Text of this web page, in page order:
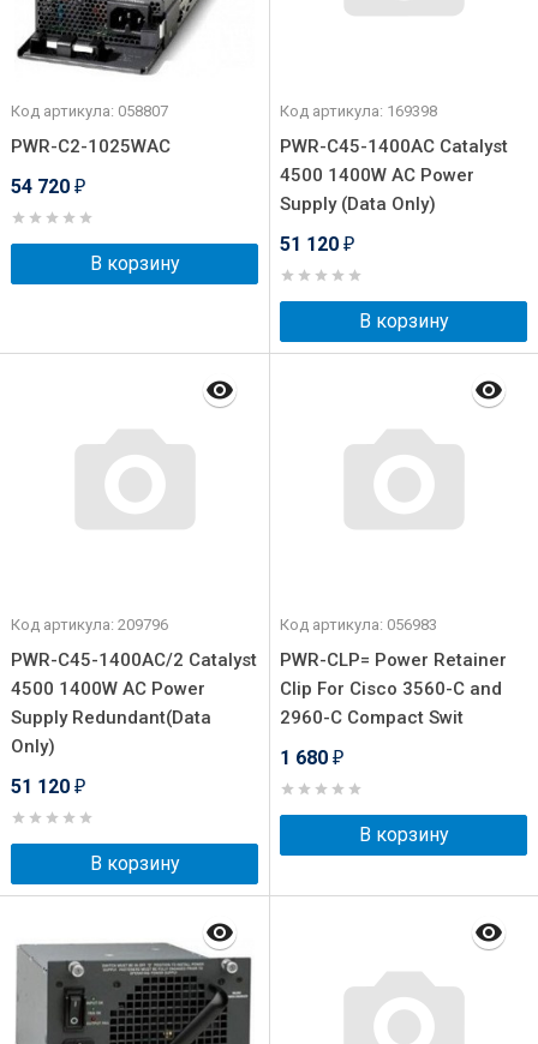
Код артикула: 058807
PWR-C2-1025WAC
54 720 ₽
В корзину
Код артикула: 169398
PWR-C45-1400AC Catalyst
4500 1400W AC Power
Supply (Data Only)
51 120 ₽
В корзину
Код артикула: 209796
PWR-C45-1400AC/2 Catalyst
4500 1400W AC Power
Supply Redundant(Data
Only)
51 120 ₽
В корзину
Код артикула: 056983
PWR-CLP= Power Retainer
Clip For Cisco 3560-C and
2960-C Compact Swit
1 680 ₽
В корзину